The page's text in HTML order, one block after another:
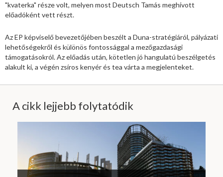
"kvaterka" része volt, melyen most Deutsch Tamás meghívott
előadóként vett részt.
Az EP képviselő bevezetőjében beszélt a Duna-stratégiáról, pályázati
lehetőségekről és különös fontossággal a mezőgazdasági
támogatásokról. Az előadás után, kötetlen jó hangulatú beszélgetés
alakult ki, a végén zsíros kenyér és tea várta a megjelenteket.
A cikk lejjebb folytatódik